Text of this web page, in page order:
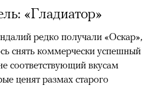
«Гладиатор»
редко получали «Оскар»,
снять коммерчески успешный
соответствующий вкусам
ценят размах старого